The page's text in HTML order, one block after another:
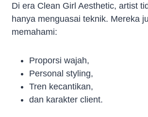
Di era Clean Girl Aesthetic, artist
hanya menguasai teknik. Mereka
memahami:
Proporsi wajah,
Personal styling,
Tren kecantikan,
dan karakter client.